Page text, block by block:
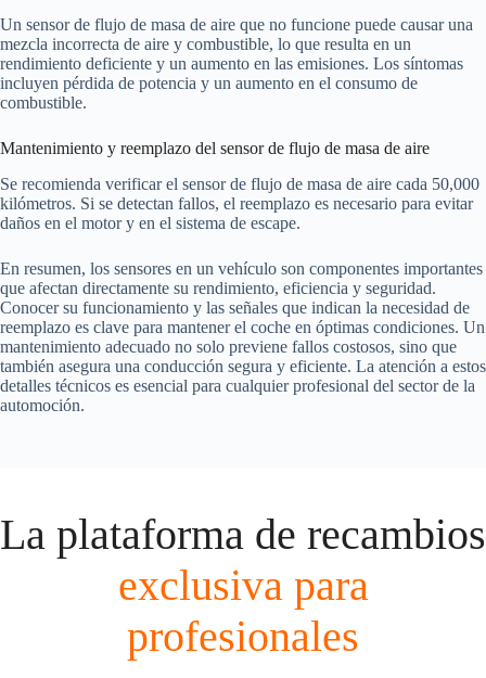
Un sensor de flujo de masa de aire que no funcione puede causar una
mezcla incorrecta de aire y combustible, lo que resulta en un
rendimiento deficiente y un aumento en las emisiones. Los síntomas
incluyen pérdida de potencia y un aumento en el consumo de
combustible.
Mantenimiento y reemplazo del sensor de flujo de masa de aire
Se recomienda verificar el sensor de flujo de masa de aire cada 50,000
kilómetros. Si se detectan fallos, el reemplazo es necesario para evitar
daños en el motor y en el sistema de escape.
En resumen, los sensores en un vehículo son componentes importantes
que afectan directamente su rendimiento, eficiencia y seguridad.
Conocer su funcionamiento y las señales que indican la necesidad de
reemplazo es clave para mantener el coche en óptimas condiciones. Un
mantenimiento adecuado no solo previene fallos costosos, sino que
también asegura una conducción segura y eficiente. La atención a estos
detalles técnicos es esencial para cualquier profesional del sector de la
automoción.
La plataforma de recambios
exclusiva para
profesionales